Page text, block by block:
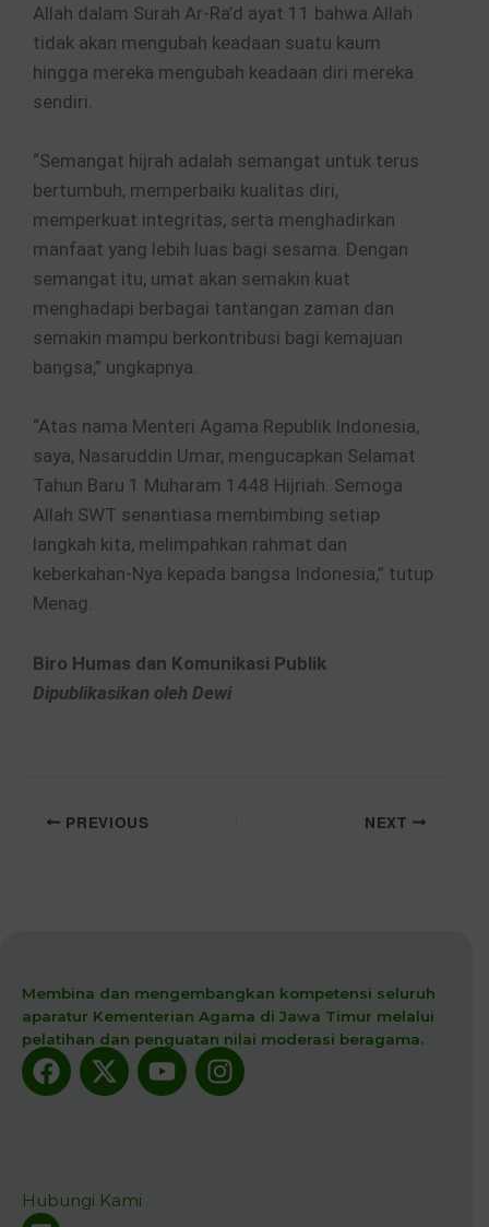
Allah dalam Surah Ar-Ra’d ayat 11 bahwa Allah
tidak akan mengubah keadaan suatu kaum
hingga mereka mengubah keadaan diri mereka
sendiri.
“Semangat hijrah adalah semangat untuk terus
bertumbuh, memperbaiki kualitas diri,
memperkuat integritas, serta menghadirkan
manfaat yang lebih luas bagi sesama. Dengan
semangat itu, umat akan semakin kuat
menghadapi berbagai tantangan zaman dan
semakin mampu berkontribusi bagi kemajuan
bangsa,” ungkapnya.
“Atas nama Menteri Agama Republik Indonesia,
saya, Nasaruddin Umar, mengucapkan Selamat
Tahun Baru 1 Muharam 1448 Hijriah. Semoga
Allah SWT senantiasa membimbing setiap
langkah kita, melimpahkan rahmat dan
keberkahan-Nya kepada bangsa Indonesia,” tutup
Menag.
Biro Humas dan Komunikasi Publik
Dipublikasikan oleh Dewi
PREVIOUS NEXT
Membina dan mengembangkan kompetensi seluruh
aparatur Kementerian Agama di Jawa Timur melalui
pelatihan dan penguatan nilai moderasi beragama.
Facebook
X-
twitter
YoutubeInstagram
Hubungi Kami